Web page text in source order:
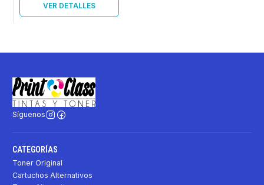
VER DETALLES
Síguenos
CATEGORÍAS
Toner Original
Cartuchos Alternativos